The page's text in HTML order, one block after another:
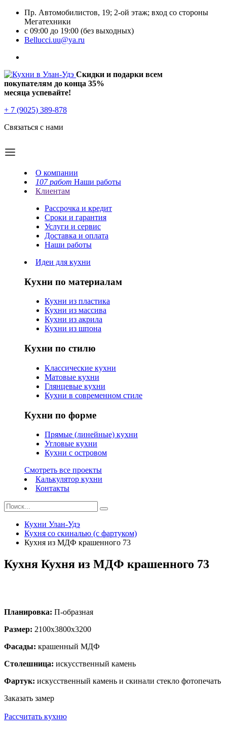
Пр. Автомобилистов, 19; 2-ой этаж; вход со стороны
Мегатехники
с 09:00 до 19:00 (без выходных)
Bellucci.uu@ya.ru
Скидки и подарки всем
покупателям до конца 35%
месяца успевайте!
+ 7 (9025) 389-878
Связаться с нами
О компании
107 работ Наши работы
Клиентам
Рассрочка и кредит
Сроки и гарантия
Услуги и сервис
Доставка и оплата
Наши работы
Идеи для кухни
Кухни по материалам
Кухни из пластика
Кухни из массива
Кухни из акрила
Кухни из шпона
Кухни по стилю
Классические кухни
Матовые кухни
Глянцевые кухни
Кухни в современном стиле
Кухни по форме
Прямые (линейные) кухни
Угловые кухни
Кухни с островом
Смотреть все проекты
Калькулятор кухни
Контакты
Кухни Улан-Удэ
Кухня со скиналью (с фартуком)
Кухня из МДФ крашенного 73
Кухня Кухня из МДФ крашенного 73
Планировка: П-образная
Размер: 2100х3800х3200
Фасады: крашенный МДФ
Столешница: искусственный камень
Фартук: искусственный камень и скинали стекло фотопечать
Заказать замер
Рассчитать кухню